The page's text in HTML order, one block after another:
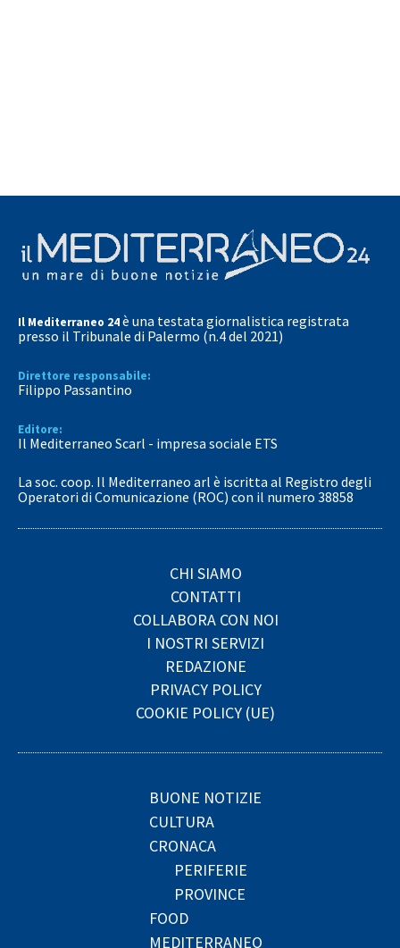
Il Mediterraneo 24è una testata giornalistica registrata
presso il Tribunale di Palermo (n.4 del 2021)
Direttore responsabile:
Filippo Passantino
Editore:
Il Mediterraneo Scarl - impresa sociale ETS
La soc. coop. Il Mediterraneo arl è iscritta al Registro degli
Operatori di Comunicazione (ROC) con il numero 38858
CHI SIAMO
CONTATTI
COLLABORA CON NOI
I NOSTRI SERVIZI
REDAZIONE
PRIVACY POLICY
COOKIE POLICY (UE)
BUONE NOTIZIE
CULTURA
CRONACA
PERIFERIE
PROVINCE
FOOD
MEDITERRANEO